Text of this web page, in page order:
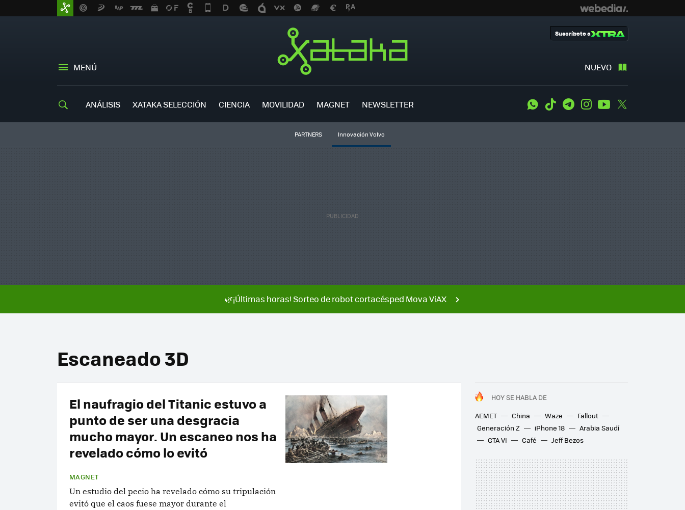
MENÚ NUEVO
Suscríbete a
ANÁLISIS XATAKA SELECCIÓN CIENCIA MOVILIDAD MAGNET NEWSLETTER WhatsApp
Tiktok TelegramInstagramYoutube
PARTNERS Innovación Volvo
🌿¡Últimas horas! Sorteo de robot cortacésped Mova ViAX
Escaneado 3D
HOY SE HABLA DE
AEMET
China Waze
Fallout
Generación Z
iPhone 18
Arabia Saudí
GTA VI
Café Jeff Bezos
El naufragio del Titanic estuvo a
punto de ser una desgracia
mucho mayor. Un escaneo nos ha
revelado cómo lo evitó
MAGNET
Un estudio del pecio ha revelado cómo su tripulación
evitó que el caos fuese mayor durante el